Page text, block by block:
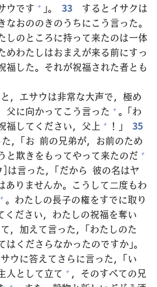
ウです + 」。 33
するとイサクは
なおののきのうちにこう言った。
しのところに持って来たのは一体
めわたしはおまえが来る前にすっ
福した。それが祝福された者とも
，エサウは非常な大声で， 極め
父に向かってこう言った + 。「わ
福してください， 父 上 + ！」
35
，「お 前の兄弟が，お前のため
と欺きをもってやって来たのだ +
]は言った，「だから 彼の名はヤ
ありませんか。こうして二度もわ
+ 。わたしの長子の権をすでに取り
ください，わたしの祝福を奪い
， 加えて言った，「わたしのた
はくださらなかったのですか」。
ウに答えてさらに言った，「い
人として立て + ，そのすべての兄